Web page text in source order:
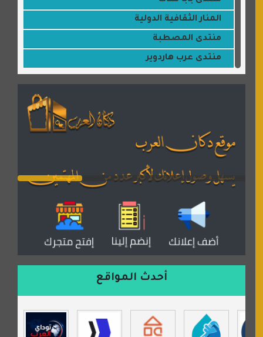
المنار الثقافية الدولية
منتدى المصطبة
منتدى عرب هاردوير
القران للجميع
منتدى همسات روائية
المكتبة الصوتية للقران الكريم
منتدى عدلات
موقع مداد الإسلامي
ورشة زهرة لورا للحدادة
موقع حراج خدمة
تي في قران
أحدث المواقع